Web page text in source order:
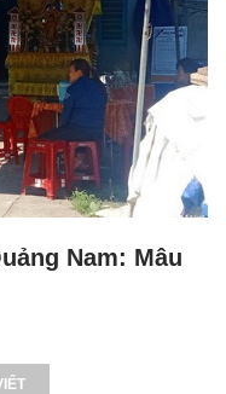
Nam: Mâu